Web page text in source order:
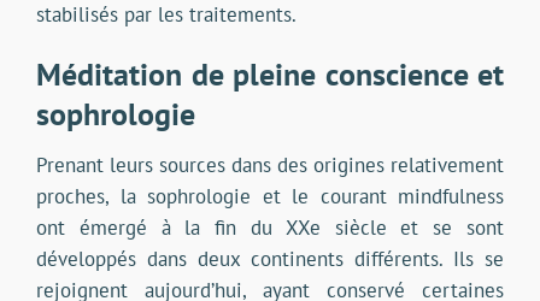
stabilisés par les traitements.
Méditation de pleine conscience et
sophrologie
Prenant leurs sources dans des origines relativement
proches, la sophrologie et le courant mindfulness
ont émergé à la fin du XXe siècle et se sont
développés dans deux continents différents. Ils se
rejoignent aujourd’hui, ayant conservé certaines